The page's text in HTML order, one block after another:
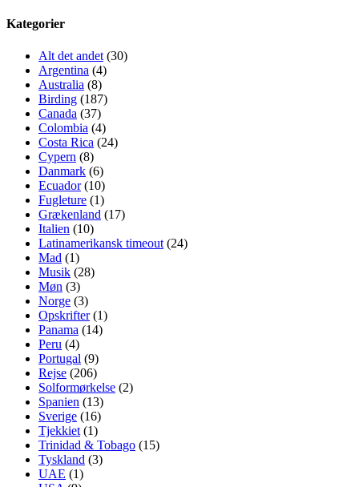
Kategorier
Alt det andet (30)
Argentina (4)
Australia (8)
Birding (187)
Canada (37)
Colombia (4)
Costa Rica (24)
Cypern (8)
Danmark (6)
Ecuador(10)
Fugleture (1)
Grækenland (17)
Italien (10)
Latinamerikansk timeout (24)
Mad (1)
Musik (28)
Møn (3)
Norge (3)
Opskrifter(1)
Panama (14)
Peru (4)
Portugal (9)
Rejse (206)
Solformørkelse (2)
Spanien (13)
Sverige (16)
Tjekkiet (1)
Trinidad & Tobago (15)
Tyskland (3)
UAE (1)